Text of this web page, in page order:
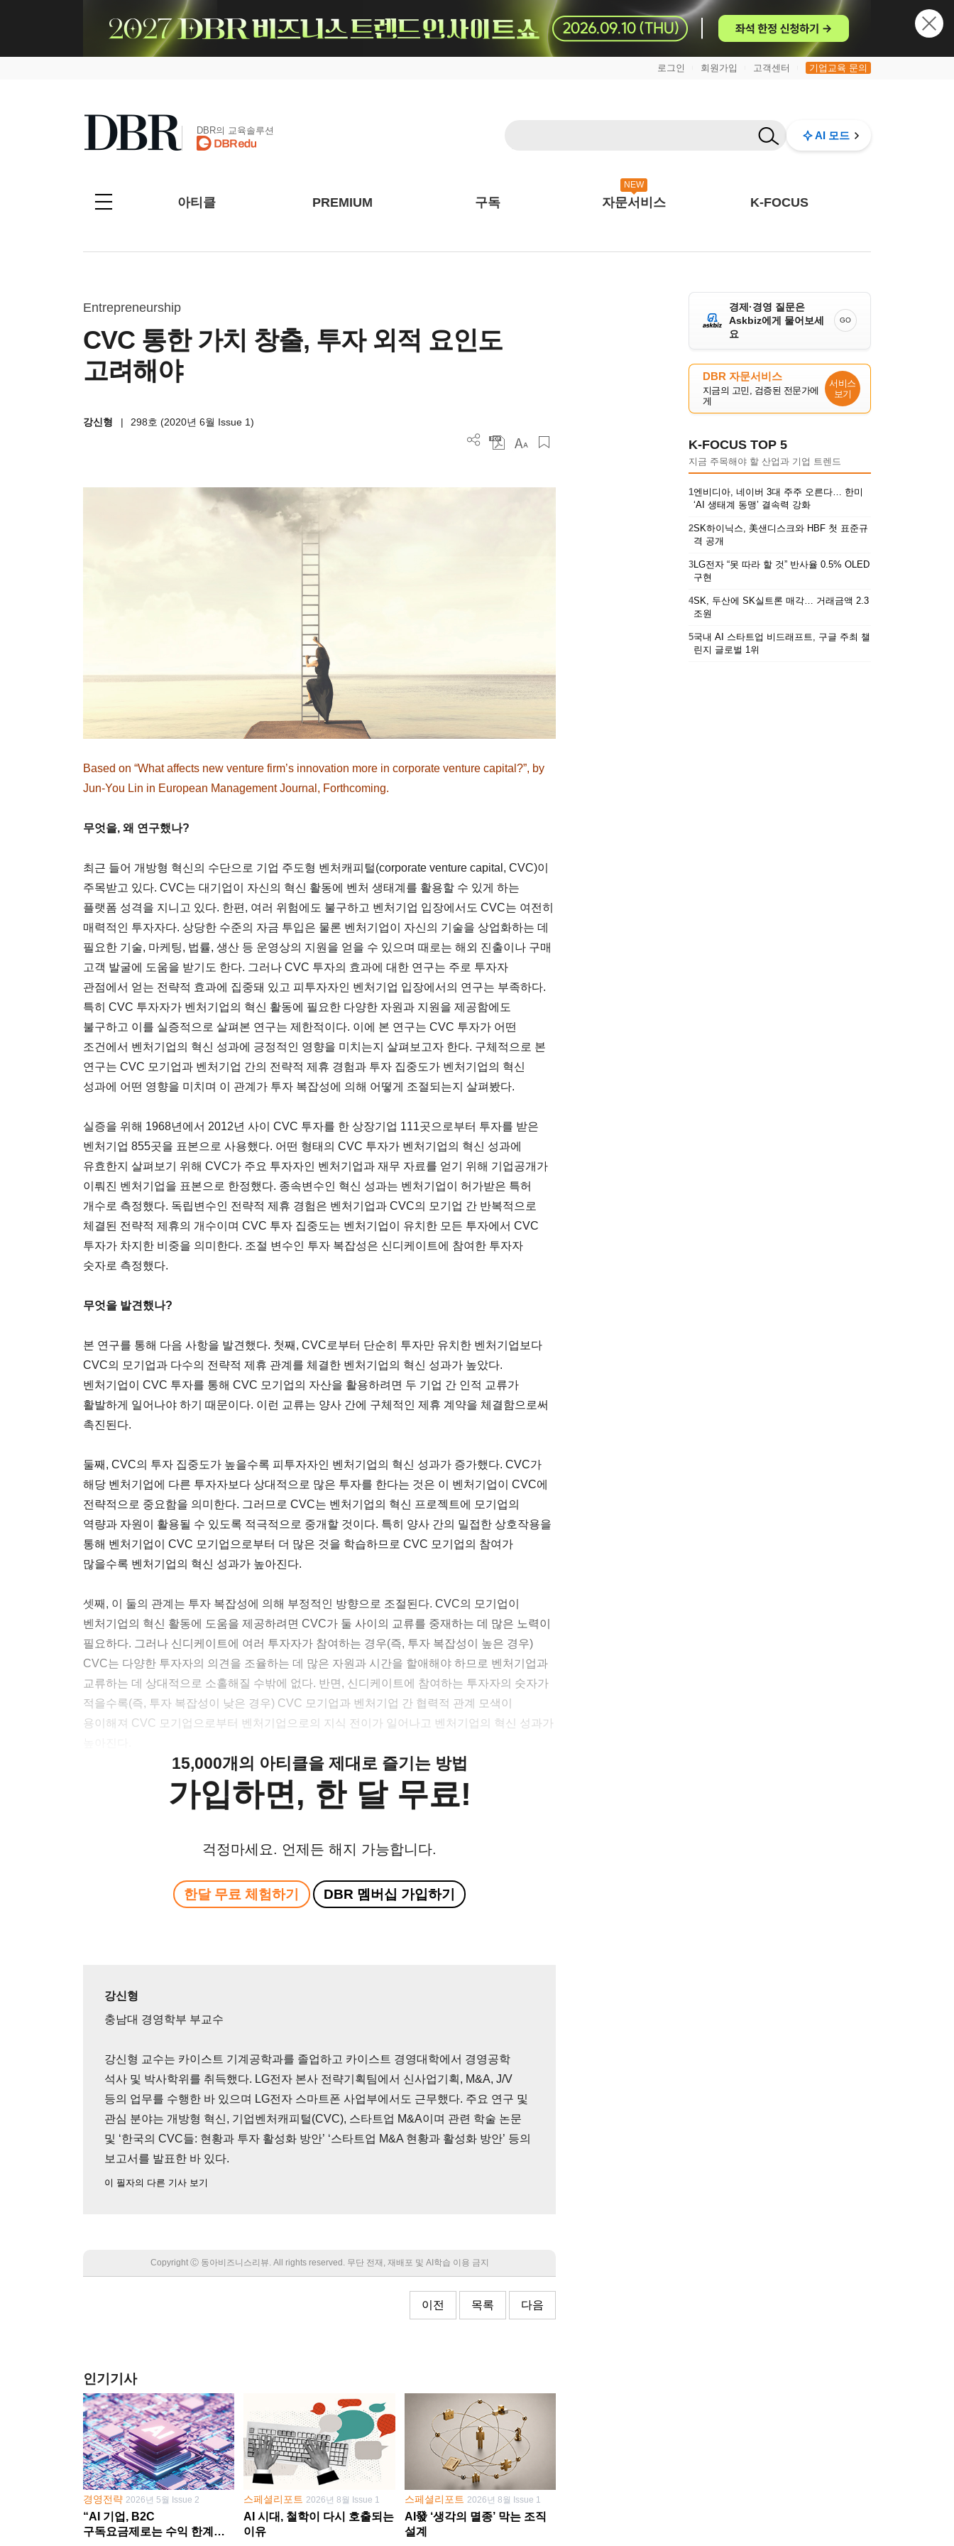
로그인 회원가입 고객센터 기업교육 문의
DBR의 교육솔루션 AI 모드
아티클 PREMIUM 구독
NEW
자문서비스 K-FOCUS
Entrepreneurship
CVC 통한 가치 창출, 투자 외적 요인도
고려해야
강신형 | 298호 (2020년 6월 Issue 1)
Based on “What affects new venture firm’s innovation more in corporate venture capital?”, by
Jun-You Lin in European Management Journal, Forthcoming.
무엇을, 왜 연구했나?
최근 들어 개방형 혁신의 수단으로 기업 주도형 벤처캐피털(corporate venture capital, CVC)이
주목받고 있다. CVC는 대기업이 자신의 혁신 활동에 벤처 생태계를 활용할 수 있게 하는
플랫폼 성격을 지니고 있다. 한편, 여러 위험에도 불구하고 벤처기업 입장에서도 CVC는 여전히
매력적인 투자자다. 상당한 수준의 자금 투입은 물론 벤처기업이 자신의 기술을 상업화하는 데
필요한 기술, 마케팅, 법률, 생산 등 운영상의 지원을 얻을 수 있으며 때로는 해외 진출이나 구매
고객 발굴에 도움을 받기도 한다. 그러나 CVC 투자의 효과에 대한 연구는 주로 투자자
관점에서 얻는 전략적 효과에 집중돼 있고 피투자자인 벤처기업 입장에서의 연구는 부족하다.
특히 CVC 투자자가 벤처기업의 혁신 활동에 필요한 다양한 자원과 지원을 제공함에도
불구하고 이를 실증적으로 살펴본 연구는 제한적이다. 이에 본 연구는 CVC 투자가 어떤
조건에서 벤처기업의 혁신 성과에 긍정적인 영향을 미치는지 살펴보고자 한다. 구체적으로 본
연구는 CVC 모기업과 벤처기업 간의 전략적 제휴 경험과 투자 집중도가 벤처기업의 혁신
성과에 어떤 영향을 미치며 이 관계가 투자 복잡성에 의해 어떻게 조절되는지 살펴봤다.
실증을 위해 1968년에서 2012년 사이 CVC 투자를 한 상장기업 111곳으로부터 투자를 받은
벤처기업 855곳을 표본으로 사용했다. 어떤 형태의 CVC 투자가 벤처기업의 혁신 성과에
유효한지 살펴보기 위해 CVC가 주요 투자자인 벤처기업과 재무 자료를 얻기 위해 기업공개가
이뤄진 벤처기업을 표본으로 한정했다. 종속변수인 혁신 성과는 벤처기업이 허가받은 특허
개수로 측정했다. 독립변수인 전략적 제휴 경험은 벤처기업과 CVC의 모기업 간 반복적으로
체결된 전략적 제휴의 개수이며 CVC 투자 집중도는 벤처기업이 유치한 모든 투자에서 CVC
투자가 차지한 비중을 의미한다. 조절 변수인 투자 복잡성은 신디케이트에 참여한 투자자
숫자로 측정했다.
무엇을 발견했나?
본 연구를 통해 다음 사항을 발견했다. 첫째, CVC로부터 단순히 투자만 유치한 벤처기업보다
CVC의 모기업과 다수의 전략적 제휴 관계를 체결한 벤처기업의 혁신 성과가 높았다.
벤처기업이 CVC 투자를 통해 CVC 모기업의 자산을 활용하려면 두 기업 간 인적 교류가
활발하게 일어나야 하기 때문이다. 이런 교류는 양사 간에 구체적인 제휴 계약을 체결함으로써
촉진된다.
둘째, CVC의 투자 집중도가 높을수록 피투자자인 벤처기업의 혁신 성과가 증가했다. CVC가
해당 벤처기업에 다른 투자자보다 상대적으로 많은 투자를 한다는 것은 이 벤처기업이 CVC에
전략적으로 중요함을 의미한다. 그러므로 CVC는 벤처기업의 혁신 프로젝트에 모기업의
역량과 자원이 활용될 수 있도록 적극적으로 중개할 것이다. 특히 양사 간의 밀접한 상호작용을
통해 벤처기업이 CVC 모기업으로부터 더 많은 것을 학습하므로 CVC 모기업의 참여가
많을수록 벤처기업의 혁신 성과가 높아진다.
셋째, 이 둘의 관계는 투자 복잡성에 의해 부정적인 방향으로 조절된다. CVC의 모기업이
벤처기업의 혁신 활동에 도움을 제공하려면 CVC가 둘 사이의 교류를 중재하는 데 많은 노력이
필요하다. 그러나 신디케이트에 여러 투자자가 참여하는 경우(즉, 투자 복잡성이 높은 경우)
CVC는 다양한 투자자의 의견을 조율하는 데 많은 자원과 시간을 할애해야 하므로 벤처기업과
교류하는 데 상대적으로 소홀해질 수밖에 없다. 반면, 신디케이트에 참여하는 투자자의 숫자가
적을수록(즉, 투자 복잡성이 낮은 경우) CVC 모기업과 벤처기업 간 협력적 관계 모색이
용이해져 CVC 모기업으로부터 벤처기업으로의 지식 전이가 일어나고 벤처기업의 혁신 성과가
15,000개의 아티클을 제대로 즐기는 방법
가입하면, 한 달 무료!
걱정마세요. 언제든 해지 가능합니다.
한달 무료 체험하기 DBR 멤버십 가입하기
강신형
충남대 경영학부 부교수
강신형 교수는 카이스트 기계공학과를 졸업하고 카이스트 경영대학에서 경영공학
석사 및 박사학위를 취득했다. LG전자 본사 전략기획팀에서 신사업기획, M&A, J/V
등의 업무를 수행한 바 있으며 LG전자 스마트폰 사업부에서도 근무했다. 주요 연구 및
관심 분야는 개방형 혁신, 기업벤처캐피털(CVC), 스타트업 M&A이며 관련 학술 논문
및 ‘한국의 CVC들: 현황과 투자 활성화 방안’ ‘스타트업 M&A 현황과 활성화 방안’ 등의
보고서를 발표한 바 있다.
이 필자의 다른 기사 보기
Copyright Ⓒ 동아비즈니스리뷰. All rights reserved. 무단 전재, 재배포 및 AI학습 이용 금지
이전 목록 다음
인기기사
경영전략 2026년 5월 Issue 2
“AI 기업, B2C
구독요금제로는 수익 한계
스페셜리포트2026년 8월 Issue 1
AI 시대, 철학이 다시 호출되는
이유
스페셜리포트 2026년 8월 Issue 1
AI發 ‘생각의 멸종’ 막는 조직
설계
경제·경영 질문은
Askbiz에게 물어보세
요
GO
DBR 자문서비스
지금의 고민, 검증된 전문가에
게
서비스
보기
K-FOCUS TOP 5
지금 주목해야 할 산업과 기업 트렌드
1엔비디아, 네이버 3대 주주 오른다… 한미
‘AI 생태계 동맹’ 결속력 강화
2SK하이닉스, 美샌디스크와 HBF 첫 표준규
격 공개
3LG전자 “못 따라 할 것” 반사율 0.5% OLED
구현
4SK, 두산에 SK실트론 매각… 거래금액 2.3
조원
5국내 AI 스타트업 비드래프트, 구글 주최 챌
린지 글로벌 1위